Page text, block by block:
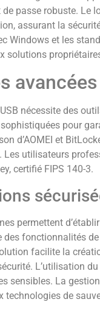
passe robuste. Le
assurant la
Windows et les
solutions
nécessite des
pour
d’AOMEI et
utilisateurs
certifié FIPS 140-3.
permettent
des fonctionnalités
facilite la
L’utilisation
sensibles. La
technologies de